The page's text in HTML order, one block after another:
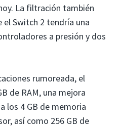
La filtración también
Switch 2 tendría una
a presión y dos
rumoreada, el
de RAM, una mejora
los 4 GB de memoria
así como 256 GB de